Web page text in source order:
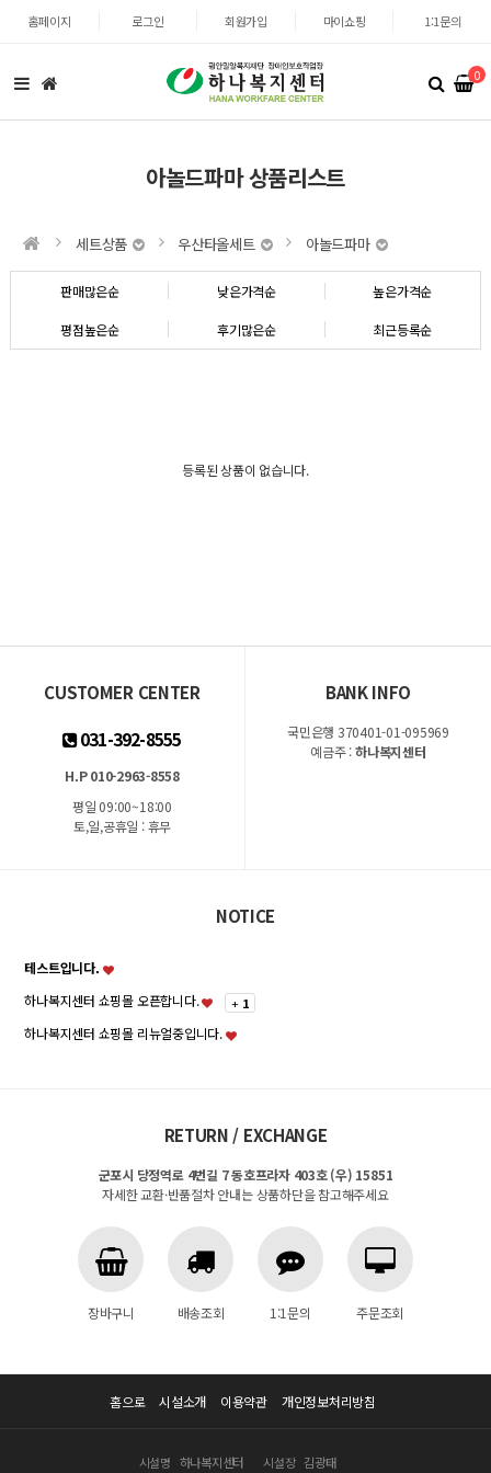
홈페이지 로그인 회원가입 마이쇼핑 1:1문의
0
아놀드파마 상품리스트
세트상품 우산타올세트 아놀드파마
판매많은순 낮은가격순 높은가격순
평점높은순 후기많은순 최근등록순
등록된 상품이 없습니다.
CUSTOMER CENTER
031-392-8555
H.P 010-2963-8558
평일 09:00~18:00
토,일,공휴일 : 휴무
BANK INFO
국민은행 370401-01-095969
예금주 :하나복지센터
NOTICE
테스트입니다.
하나복지센터 쇼핑몰 오픈합니다.
+ 1
하나복지센터 쇼핑몰 리뉴얼중입니다.
RETURN / EXCHANGE
군포시 당정역로 4번길 7 동호프라자 403호 (우) 15851
자세한 교환·반품절차 안내는 상품하단을 참고해주세요
장바구니 배송조회 1:1문의 주문조회
홈으로 시설소개 이용약관 개인정보처리방침
시설명 하나복지센터 시설장 김광태